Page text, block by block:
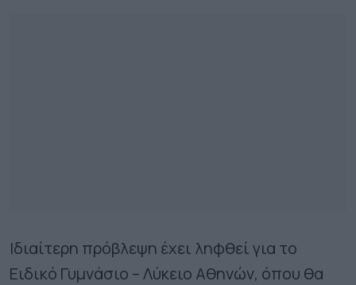
Ιδιαίτερη πρόβλεψη έχει ληφθεί για το
Ειδικό Γυμνάσιο – Λύκειο Αθηνών, όπου θα